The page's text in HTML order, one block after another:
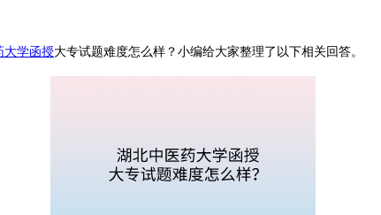
大学函授大专试题难度怎么样？小编给大家整理了以下相关回答。